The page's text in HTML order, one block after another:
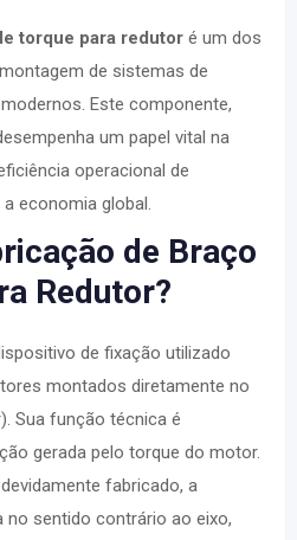
torque para redutor é um dos
de sistemas de
Este componente,
um papel vital na
operacional de
economia global.
de Braço
Redutor?
de fixação utilizado
montados diretamente no
Sua função técnica é
gerada pelo torque do motor.
fabricado, a
no sentido contrário ao eixo,